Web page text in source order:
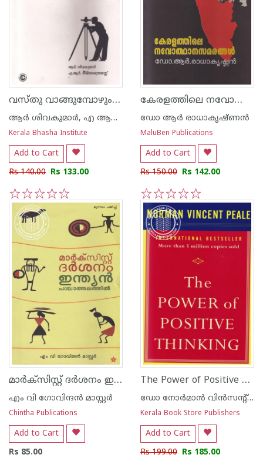
വസ്തു വാങ്ങുമ്പോഴും വില്‍ക്കുമ്പോഴും
ആര്‍ ശിവകുമാര്‍, എ ആര്‍ സ്മിതാ ശ്രേയസ്സ്
Kerala Bhasha Institute
Add to Cart
Rs 140.00 Rs 133.00
5
4
3
2
1
കേരളത്തിലെ നവോത്ഥാന സമരങ്ങള്‍
ഡോ ആര്‍ രാധാകൃഷ്ണന്‍
MaluBen Publications
Add to Cart
Rs 150.00 Rs 142.00
5
4
3
2
1
മാര്‍ക്സിസ്റ്റ് ദര്‍ശനം ഇന്ത്യന്‍ പശ്ചാതലത്തില്‍
എം വി ഗോവിന്ദന്‍ മാസ്റ്റര്‍
Chintha Publications
Add to Cart
Rs 85.00
The Power of Positive Thinking
ഡോ നോര്‍മാന്‍ വിന്‍സന്റ് പേള്‍
Kerala Book Store Publishers
Add to Cart
Rs 199.00 Rs 185.00